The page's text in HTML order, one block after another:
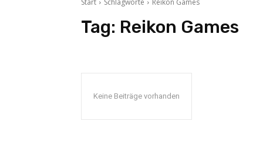
Start Schlagworte Reikon Games
Tag: Reikon Games
Keine Beiträge vorhanden